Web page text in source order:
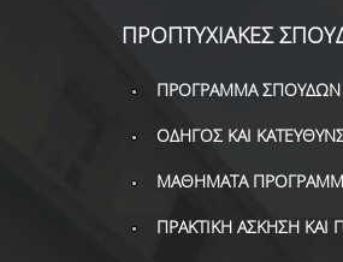
ΠΡΟΠΤΥΧΙΑΚΕΣ
ΠΡΟΓΡΑΜΜΑ ΣΠΟΥΔΩΝ
ΟΔΗΓΟΣ ΚΑΙ
ΜΑΘΗΜΑΤΑ
ΠΡΑΚΤΙΚΗ ΑΣΚΗΣΗ ΚΑΙ